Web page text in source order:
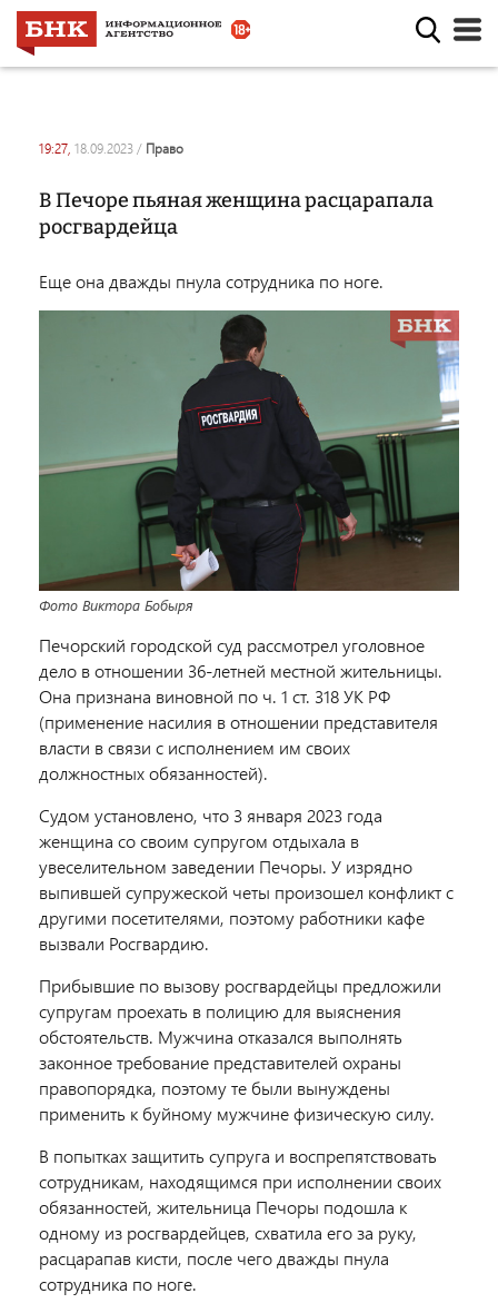
19:27, 18.09.2023 / право
В Печоре пьяная женщина расцарапала
росгвардейца
Еще она дважды пнула сотрудника по ноге.
Фото Виктора Бобыря
Печорский городской суд рассмотрел уголовное
дело в отношении 36-летней местной жительницы.
Она признана виновной по ч. 1 ст. 318 УК РФ
(применение насилия в отношении представителя
власти в связи с исполнением им своих
должностных обязанностей).
Судом установлено, что 3 января 2023 года
женщина со своим супругом отдыхала в
увеселительном заведении Печоры. У изрядно
выпившей супружеской четы произошел конфликт с
другими посетителями, поэтому работники кафе
вызвали Росгвардию.
Прибывшие по вызову росгвардейцы предложили
супругам проехать в полицию для выяснения
обстоятельств. Мужчина отказался выполнять
законное требование представителей охраны
правопорядка, поэтому те были вынуждены
применить к буйному мужчине физическую силу.
В попытках защитить супруга и воспрепятствовать
сотрудникам, находящимся при исполнении своих
обязанностей, жительница Печоры подошла к
одному из росгвардейцев, схватила его за руку,
расцарапав кисти, после чего дважды пнула
сотрудника по ноге.